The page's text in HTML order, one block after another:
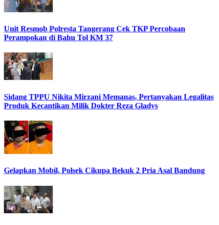
Unit Resmob Polresta Tangerang Cek TKP Percobaan
Perampokan di Bahu Tol KM 37
Sidang TPPU Nikita Mirzani Memanas, Pertanyakan Legalitas
Produk Kecantikan Milik Dokter Reza Gladys
Gelapkan Mobil, Polsek Cikupa Bekuk 2 Pria Asal Bandung